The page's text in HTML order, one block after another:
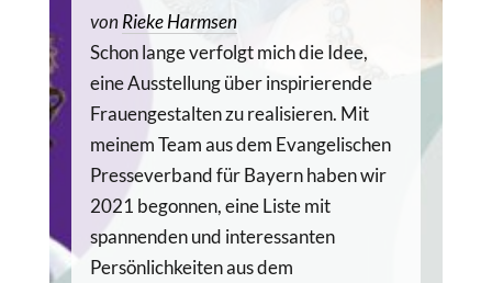
vonRieke Harmsen
Schon lange verfolgt mich die Idee,
eine Ausstellung über inspirierende
Frauengestalten zu realisieren. Mit
meinem Team aus dem Evangelischen
Presseverband für Bayern haben wir
2021 begonnen, eine Liste mit
spannenden und interessanten
Persönlichkeiten aus dem